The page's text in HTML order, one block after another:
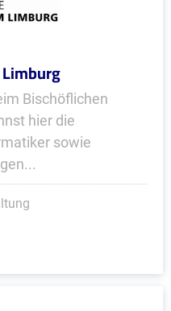
Bischöflichen
hier die
sowie